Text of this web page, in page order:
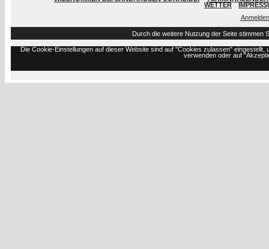
WETTER
Anmelden
Durch die weitere Nutzung der Seite stimmen
Die Cookie-Einstellungen auf dieser Website sind auf "Cookies zulassen"
verwenden oder auf